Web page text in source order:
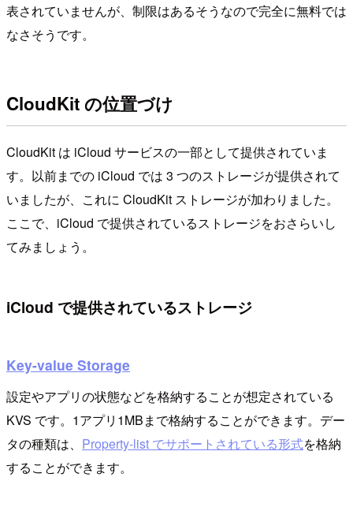
表されていませんが、制限はあるそうなので完全に無料では
なさそうです。
CloudKit の位置づけ
CloudKit は iCloud サービスの一部として提供されていま
す。以前までの iCloud では 3 つのストレージが提供されて
いましたが、これに CloudKit ストレージが加わりました。
ここで、iCloud で提供されているストレージをおさらいし
てみましょう。
iCloud で提供されているストレージ
Key-value Storage
設定やアプリの状態などを格納することが想定されている
KVS です。1アプリ1MBまで格納することができます。デー
タの種類は、 Property-list でサポートされている形式を格納
することができます。